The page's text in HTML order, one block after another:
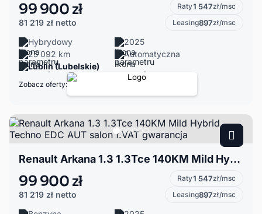
99 900 zł
81 219 zł netto
Raty1 547zł/msc
Leasing897zł/msc
Hybrydowy
2025
25 092 km
Automatyczna
Lublin (Lubelskie)
Zobacz oferty:
Renault Arkana 1.3 1.3Tce 140KM Mild Hybrid Techno EDC AUT salon f.VAT gwarancja
99 900 zł
81 219 zł netto
Raty1 547zł/msc
Leasing897zł/msc